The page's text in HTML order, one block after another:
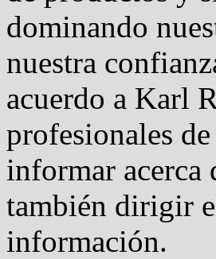
dominando
nuestra
acuerdo a Karl
profesionales
informar acerca
también dirigir
información.